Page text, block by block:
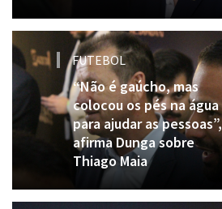
FUTEBOL
“Não é gaúcho, mas
colocou os pés na água
para ajudar as pessoas”,
afirma Dunga sobre
Thiago Maia